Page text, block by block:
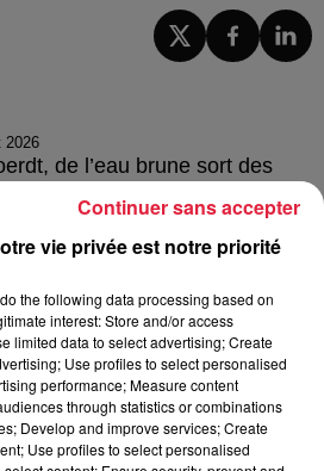
2026
de l’eau brune sort des
2026
antisémites à Strasbourg :
Trautmann réagit
vie privée est notre priorité
do the following data processing based on
interest: Store and/or access
limited data to select advertising; Create
Use profiles to select personalised
performance; Measure content
through statistics or combinations
Develop and improve services; Create
Use profiles to select personalised
Continuer sans accepter